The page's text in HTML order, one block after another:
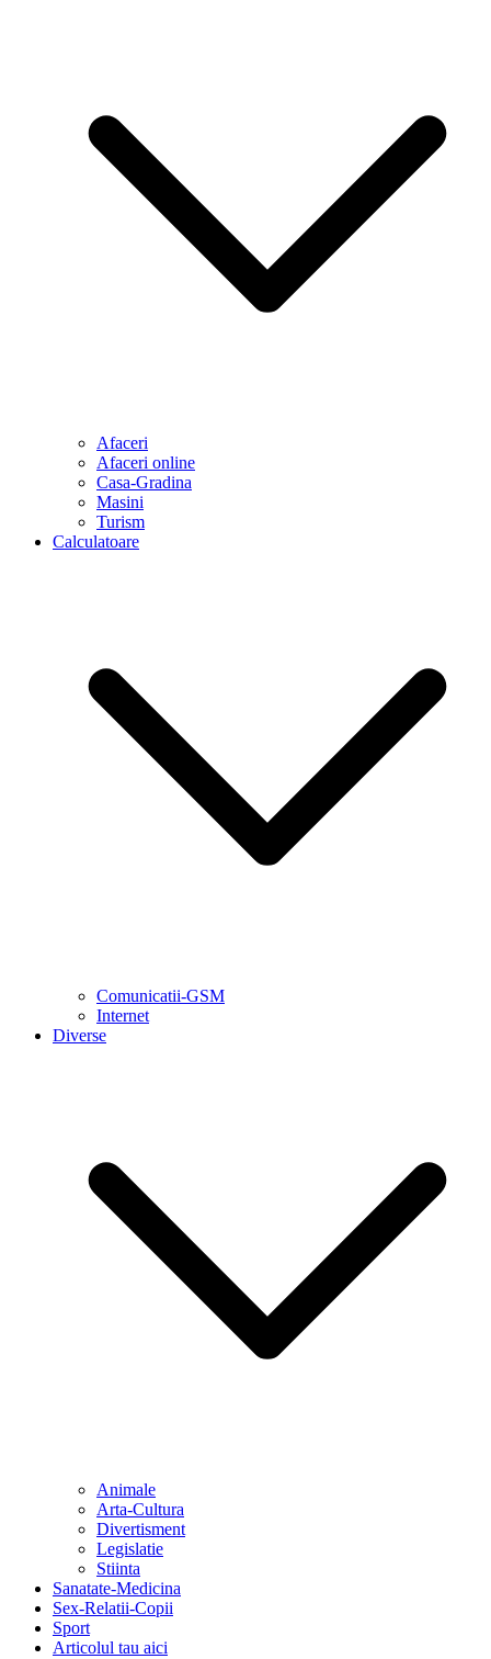
Afaceri
Afaceri online
Casa-Gradina
Masini
Turism
Calculatoare
Comunicatii-GSM
Internet
Diverse
Animale
Arta-Cultura
Divertisment
Legislatie
Stiinta
Sanatate-Medicina
Sex-Relatii-Copii
Sport
Articolul tau aici